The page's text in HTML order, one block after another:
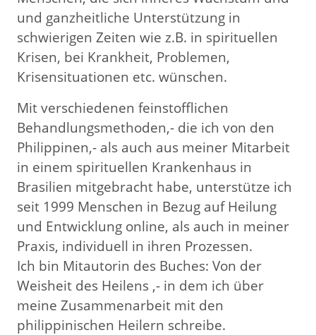
und ganzheitliche Unterstützung in
schwierigen Zeiten wie z.B. in spirituellen
Krisen, bei Krankheit, Problemen,
Krisensituationen etc. wünschen.
Mit verschiedenen feinstofflichen
Behandlungsmethoden,- die ich von den
Philippinen,- als auch aus meiner Mitarbeit
in einem spirituellen Krankenhaus in
Brasilien mitgebracht habe, unterstütze ich
seit 1999 Menschen in Bezug auf Heilung
und Entwicklung online, als auch in meiner
Praxis, individuell in ihren Prozessen.
Ich bin Mitautorin des Buches: Von der
Weisheit des Heilens ,- in dem ich über
meine Zusammenarbeit mit den
philippinischen Heilern schreibe.